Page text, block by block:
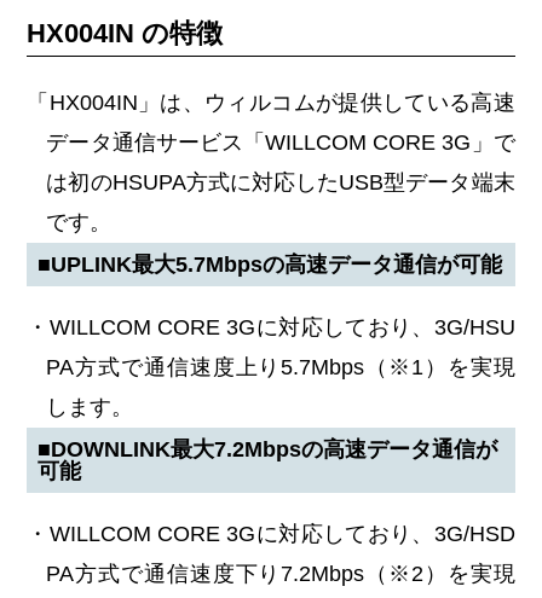
HX004IN の特徴
「HX004IN」は、ウィルコムが提供している高速
データ通信サービス「WILLCOM CORE 3G」で
は初のHSUPA方式に対応したUSB型データ端末
です。
■UPLINK最大5.7Mbpsの高速データ通信が可能
・WILLCOM CORE 3Gに対応しており、3G/HSU
PA方式で通信速度上り5.7Mbps（※1）を実現
します。
■DOWNLINK最大7.2Mbpsの高速データ通信が
可能
・WILLCOM CORE 3Gに対応しており、3G/HSD
PA方式で通信速度下り7.2Mbps（※2）を実現